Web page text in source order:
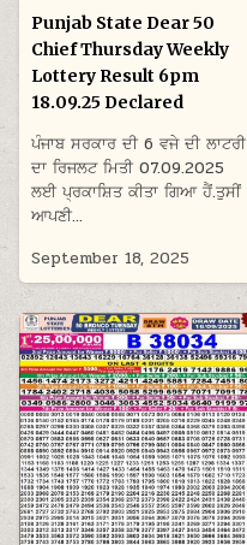
Punjab State Dear 50
Chief Thursday Weekly
Lottery Result 6pm
18.09.25 Declared
ਪੰਜਾਬ ਸਰਕਾਰ ਦੀ 6 ਵਜੇ ਦੀ ਲਾਟਰੀ
ਦਾ ਰਿਜਲਟ ਮਿਤੀ 07.09.2025
ਲਈ ਪ੍ਰਕਾਸ਼ਿਤ ਕੀਤਾ ਗਿਆ ਹੈਂ.ਤੁਸੀਂ
ਆਪਣੀ…
September 18, 2025